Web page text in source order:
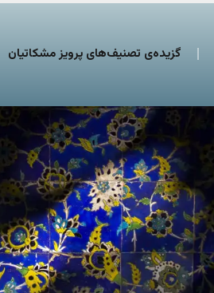
گزیده‌ی تصنیف‌های پرویز مشکاتیان